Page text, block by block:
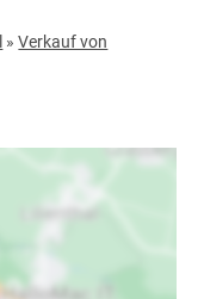
»Verkauf von